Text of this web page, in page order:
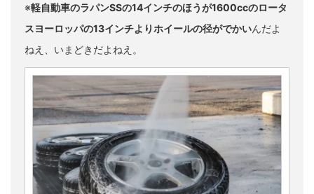
※軽自動車のラパンSSの14インチのほうが1600ccのロータ
スヨーロッパの13インチよりホイールの径がでかいんだよ
ねえ、いまどきだよねえ。